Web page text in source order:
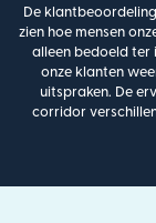
De
zien hoe mensen
alleen bedoeld ter
onze klanten
uitspraken. De
corridor